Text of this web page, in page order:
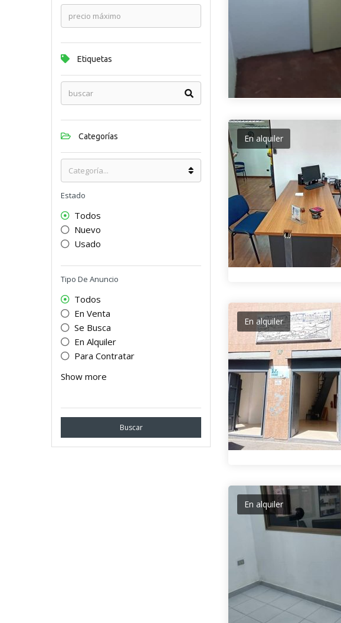
Etiquetas
Categorías
Estado
Todos
Nuevo
Usado
Tipo De Anuncio
Todos
En Venta
Se Busca
En Alquiler
Para Contratar
Show more
Buscar
En alquiler
En alquiler
En alquiler